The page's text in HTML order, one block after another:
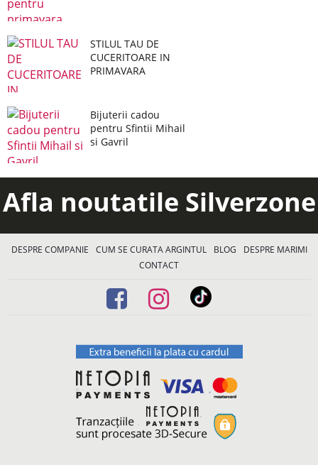
STILUL TAU DE
CUCERITOARE IN
PRIMAVARA
Bijuterii cadou
pentru Sfintii Mihail
si Gavril
Afla noutatile Silverzone
DESPRE COMPANIE CUM SE CURATA ARGINTUL BLOG
DESPRE MARIMI
CONTACT